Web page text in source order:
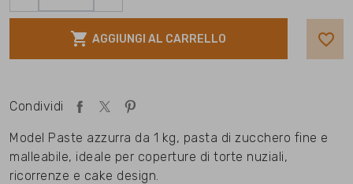
 AGGIUNGI AL CARRELLO favorite_border
Condividi
Model Paste azzurra da 1 kg, pasta di zucchero fine e
malleabile, ideale per coperture di torte nuziali,
ricorrenze e cake design.